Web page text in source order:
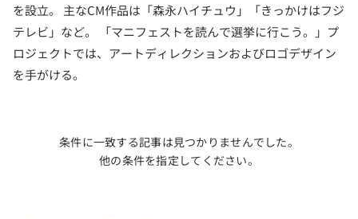
を設立。 主なCM作品は「森永ハイチュウ」「きっかけはフジ
テレビ」など。 「マニフェストを読んで選挙に行こう。」プ
ロジェクトでは、アートディレクションおよびロゴデザイン
を手がける。
条件に一致する記事は見つかりませんでした。
他の条件を指定してください。